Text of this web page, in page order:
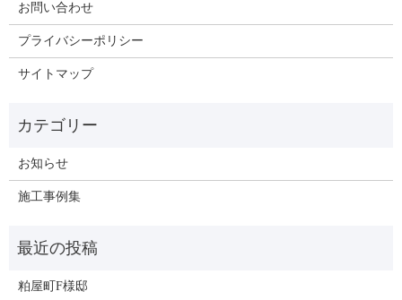
お問い合わせ
プライバシーポリシー
サイトマップ
お知らせ
施工事例集
粕屋町F様邸